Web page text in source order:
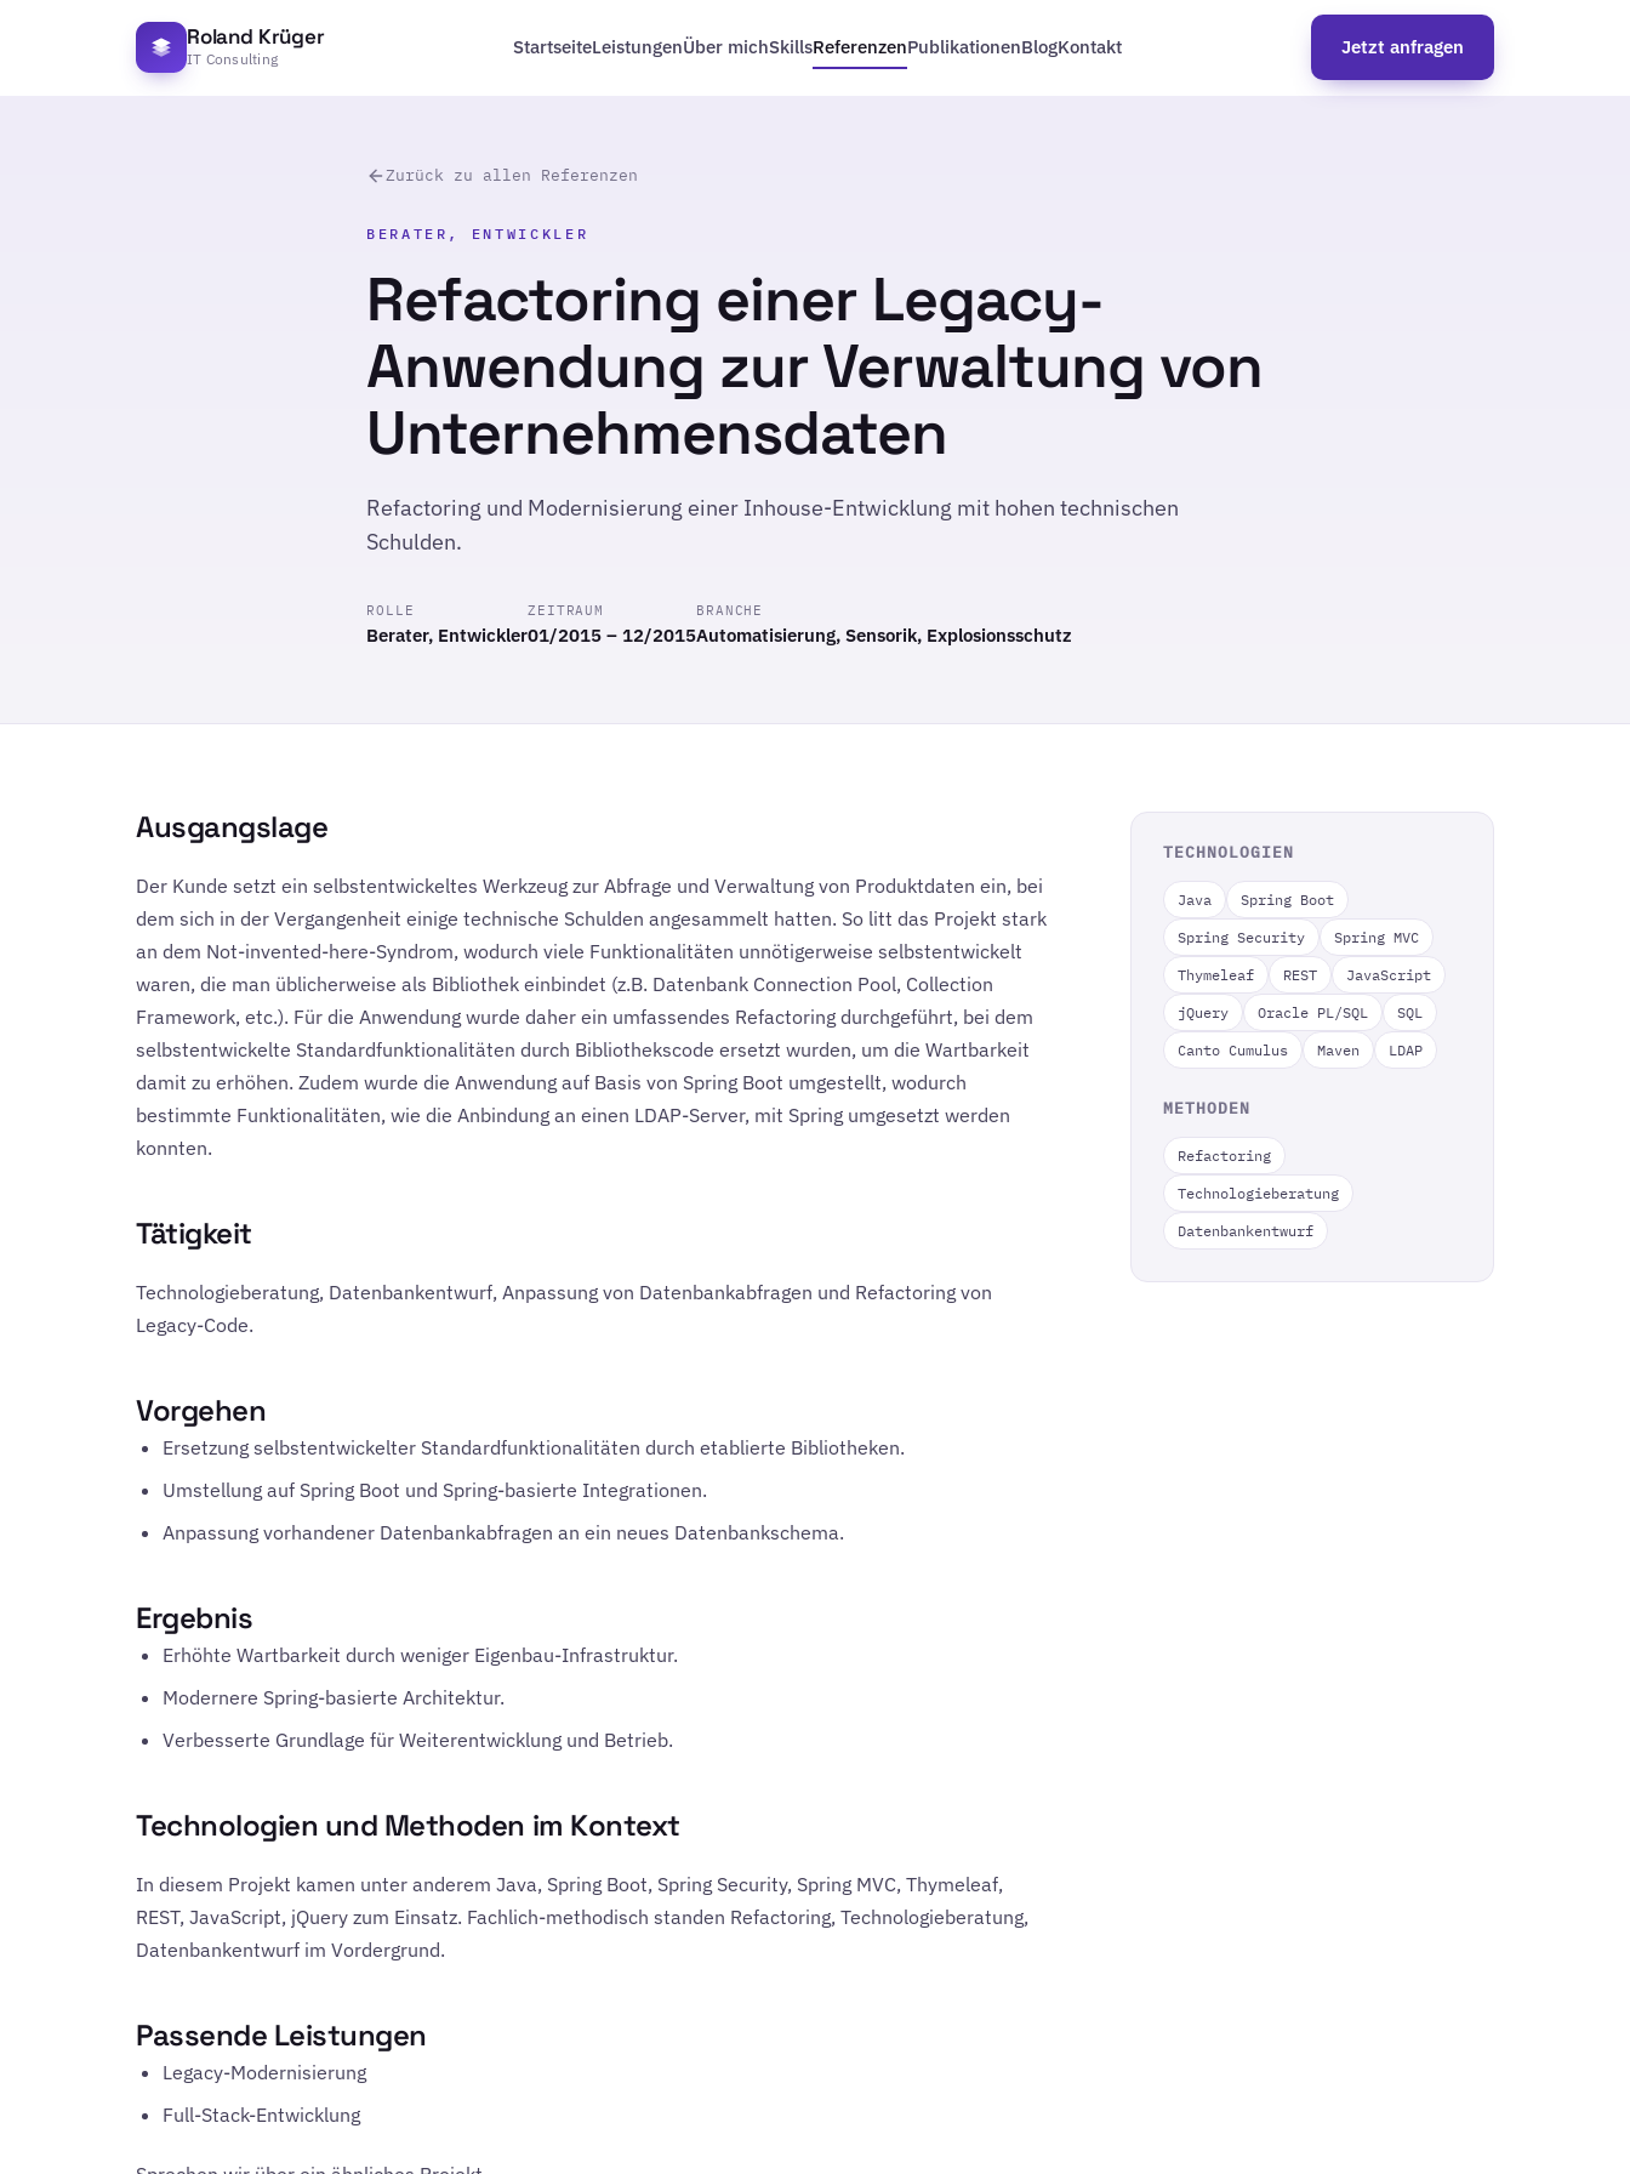
Roland Krüger
IT Consulting StartseiteLeistungenÜber michSkillsReferenzenPublikationenBlogKontakt Jetzt anfragen
Zurück zu allen Referenzen
BERATER, ENTWICKLER
Refactoring einer Legacy-
Anwendung zur Verwaltung von
Unternehmensdaten
Refactoring und Modernisierung einer Inhouse-Entwicklung mit hohen technischen
Schulden.
ROLLE
Berater, Entwickler
ZEITRAUM
01/2015 – 12/2015
BRANCHE
Automatisierung, Sensorik, Explosionsschutz
Ausgangslage
Der Kunde setzt ein selbstentwickeltes Werkzeug zur Abfrage und Verwaltung von Produktdaten ein, bei
dem sich in der Vergangenheit einige technische Schulden angesammelt hatten. So litt das Projekt stark
an dem Not-invented-here-Syndrom, wodurch viele Funktionalitäten unnötigerweise selbstentwickelt
waren, die man üblicherweise als Bibliothek einbindet (z.B. Datenbank Connection Pool, Collection
Framework, etc.). Für die Anwendung wurde daher ein umfassendes Refactoring durchgeführt, bei dem
selbstentwickelte Standardfunktionalitäten durch Bibliothekscode ersetzt wurden, um die Wartbarkeit
damit zu erhöhen. Zudem wurde die Anwendung auf Basis von Spring Boot umgestellt, wodurch
bestimmte Funktionalitäten, wie die Anbindung an einen LDAP-Server, mit Spring umgesetzt werden
konnten.
Tätigkeit
Technologieberatung, Datenbankentwurf, Anpassung von Datenbankabfragen und Refactoring von
Legacy-Code.
Vorgehen
Ersetzung selbstentwickelter Standardfunktionalitäten durch etablierte Bibliotheken.
Umstellung auf Spring Boot und Spring-basierte Integrationen.
Anpassung vorhandener Datenbankabfragen an ein neues Datenbankschema.
Ergebnis
Erhöhte Wartbarkeit durch weniger Eigenbau-Infrastruktur.
Modernere Spring-basierte Architektur.
Verbesserte Grundlage für Weiterentwicklung und Betrieb.
Technologien und Methoden im Kontext
In diesem Projekt kamen unter anderem Java, Spring Boot, Spring Security, Spring MVC, Thymeleaf,
REST, JavaScript, jQuery zum Einsatz. Fachlich-methodisch standen Refactoring, Technologieberatung,
Datenbankentwurf im Vordergrund.
Passende Leistungen
Legacy-Modernisierung
Full-Stack-Entwicklung
TECHNOLOGIEN
Java Spring Boot
Spring Security Spring MVC
Thymeleaf REST JavaScript
jQuery Oracle PL/SQL SQL
Canto Cumulus Maven LDAP
METHODEN
Refactoring
Technologieberatung
Datenbankentwurf